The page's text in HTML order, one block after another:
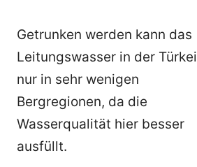
Getrunken werden kann das
Leitungswasser in der Türkei
nur in sehr wenigen
Bergregionen, da die
Wasserqualität hier besser
ausfüllt.